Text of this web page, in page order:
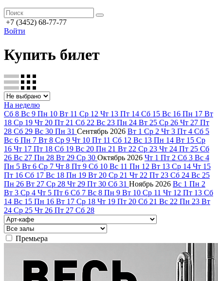
+7 (3452) 68-77-77
Войти
Купить билет
На неделю
Сб 8 Вс 9 Пн 10 Вт 11 Ср 12 Чт 13 Пт 14 Сб 15 Вс 16 Пн 17 Вт
18 Ср 19 Чт 20 Пт 21 Сб 22 Вс 23 Пн 24 Вт 25 Ср 26 Чт 27 Пт
28 Сб 29 Вс 30 Пн 31 Сентябрь 2026 Вт 1 Ср 2 Чт 3 Пт 4 Сб 5
Вс 6 Пн 7 Вт 8 Ср 9 Чт 10 Пт 11 Сб 12 Вс 13 Пн 14 Вт 15 Ср
16 Чт 17 Пт 18 Сб 19 Вс 20 Пн 21 Вт 22 Ср 23 Чт 24 Пт 25 Сб
26 Вс 27 Пн 28 Вт 29 Ср 30 Октябрь 2026 Чт 1 Пт 2 Сб 3 Вс 4
Пн 5 Вт 6 Ср 7 Чт 8 Пт 9 Сб 10 Вс 11 Пн 12 Вт 13 Ср 14 Чт 15
Пт 16 Сб 17 Вс 18 Пн 19 Вт 20 Ср 21 Чт 22 Пт 23 Сб 24 Вс 25
Пн 26 Вт 27 Ср 28 Чт 29 Пт 30 Сб 31 Ноябрь 2026 Вс 1 Пн 2
Вт 3 Ср 4 Чт 5 Пт 6 Сб 7 Вс 8 Пн 9 Вт 10 Ср 11 Чт 12 Пт 13 Сб
14 Вс 15 Пн 16 Вт 17 Ср 18 Чт 19 Пт 20 Сб 21 Вс 22 Пн 23 Вт
24 Ср 25 Чт 26 Пт 27 Сб 28
Премьера